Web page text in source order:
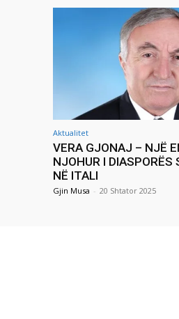
Aktualitet
VERA GJONAJ – NJË
NJOHUR I DIASPORËS
NË ITALI
Gjin Musa - 20 Shtator 2025